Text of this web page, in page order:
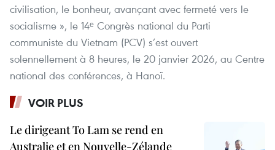
civilisation, le bonheur, avançant avec fermeté vers le
socialisme », le 14ᵉ Congrès national du Parti
communiste du Vietnam (PCV) s’est ouvert
solennellement à 8 heures, le 20 janvier 2026, au Centre
national des conférences, à Hanoï.
VOIR PLUS
Le dirigeant To Lam se rend en
Australie et en Nouvelle-Zélande